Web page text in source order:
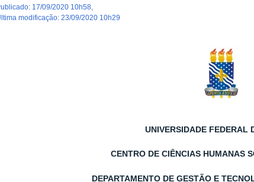
publicado: 17/09/2020 10h58
última modificação:23/09/2020 10h29
UNIVERSIDADE FEDERAL
CENTRO DE CIÊNCIAS HUMANAS
DEPARTAMENTO DE GESTÃO E